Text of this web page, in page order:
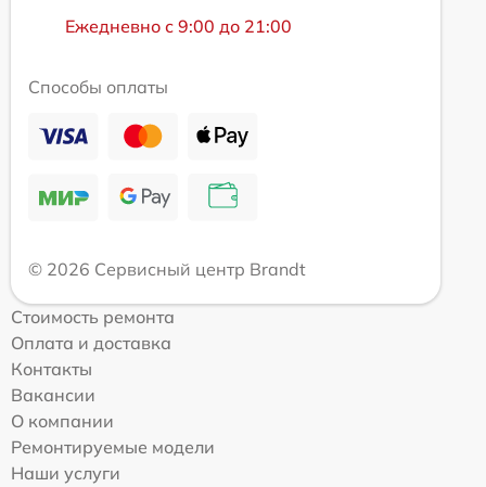
Ежедневно с 9:00 до 21:00
Способы оплаты
© 2026 Сервисный центр Brandt
Стоимость ремонта
Оплата и доставка
Контакты
Вакансии
О компании
Ремонтируемые модели
Наши услуги